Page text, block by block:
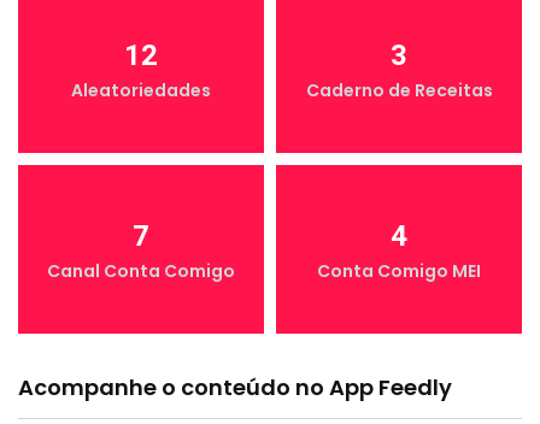
12
Aleatoriedades
3
Caderno de Receitas
7
Canal Conta Comigo
4
Conta Comigo MEI
Acompanhe o conteúdo no App Feedly